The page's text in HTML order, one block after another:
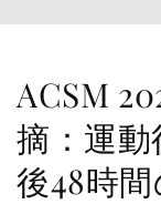
ACSM
摘：運
後48時